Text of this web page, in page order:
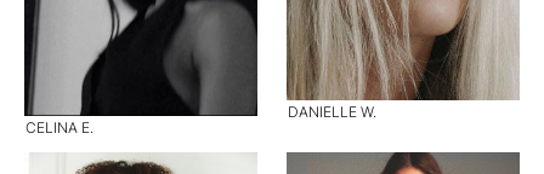
CELINA E.
DANIELLE W.